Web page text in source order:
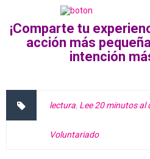
¡Comparte tu
acción más
intención
lectura, Lee 20 minutos al
Voluntariado